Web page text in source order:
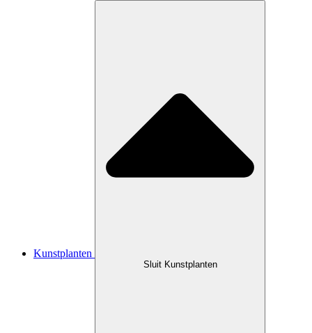
Kunstplanten
Sluit Kunstplanten